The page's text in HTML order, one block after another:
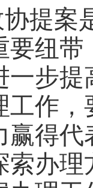
提案
要纽
一步
工作
赢得
索办